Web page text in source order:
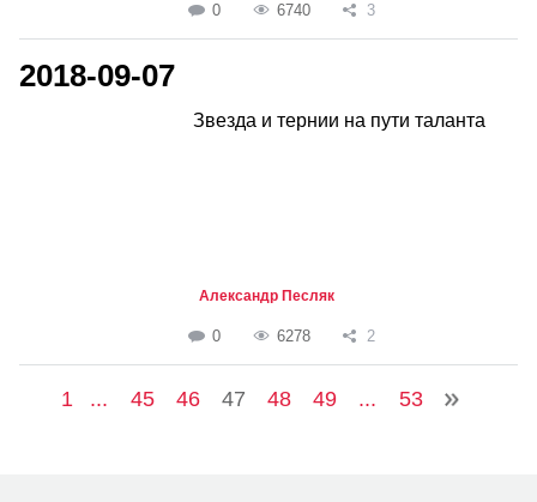
0 6740 3
2018-09-07
Звезда и тернии на пути таланта
Александр Песляк
0 6278 2
1 ... 45 46 47 48 49 ... 53